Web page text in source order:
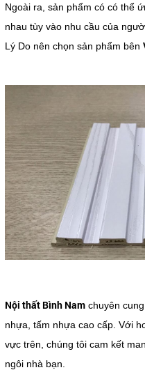
Ngoài ra, sản phẩm có có thể
nhau tùy vào nhu cầu của
Lý Do nên chọn sản phẩm bên
Nội thất Bình Namchuyên cung
nhựa, tấm nhựa cao cấp. Với
vực trên, chúng tôi cam kết
ngôi nhà bạn.